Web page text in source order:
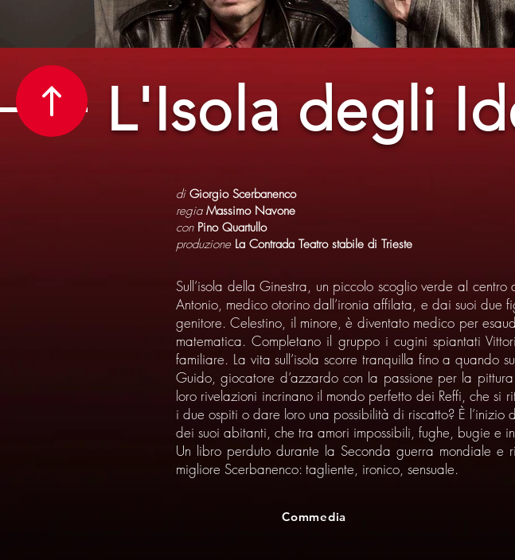
L'Isola degli
di Giorgio Scerbanenco
regia Massimo Navone
con Pino Quartullo
produzione La Contrada Teatro stabile di Trieste
Sull’isola della Ginestra, un piccolo scoglio verde al
Antonio, medico otorino dall’ironia affilata, e dai suoi
genitore. Celestino, il minore, è diventato medico per
matematica. Completano il gruppo i cugini spiantati
familiare. La vita sull’isola scorre tranquilla fino a
Guido, giocatore d’azzardo con la passione per la
loro rivelazioni incrinano il mondo perfetto dei Reffi, che si
i due ospiti o dare loro una possibilità di riscatto? È l’inizio
dei suoi abitanti, che tra amori impossibili, fughe, bugie e
Un libro perduto durante la Seconda guerra mondiale e
migliore Scerbanenco: tagliente, ironico, sensuale.
Commedia